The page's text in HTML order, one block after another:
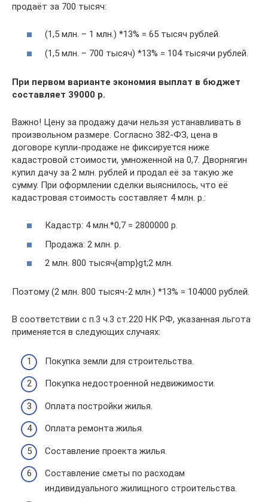
продаёт за 700 тысяч:
(1,5 млн. – 1 млн.) *13% = 65 тысяч рублей.
(1,5 млн. – 700 тысяч) *13% = 104 тысячи рублей.
При первом варианте экономия выплат в бюджет
составляет 39000 р.
Важно! Цену за продажу дачи нельзя устанавливать в
произвольном размере. Согласно 382-ФЗ, цена в
договоре купли-продаже не фиксируется ниже
кадастровой стоимости, умноженной на 0,7. Дворнягин
купил дачу за 2 млн. рублей и продал её за такую же
сумму. При оформлении сделки выяснилось, что её
кадастровая стоимость составляет 4 млн. р.:
Кадастр: 4 млн.*0,7 = 2800000 р.
Продажа: 2 млн. р.
2 млн. 800 тысяч{amp}gt;2 млн.
Поэтому (2 млн. 800 тысяч-2 млн.) *13% = 104000 рублей.
В соответствии с п.3 ч.3 ст.220 НК РФ, указанная льгота
применяется в следующих случаях:
Покупка земли для строительства.
Покупка недостроенной недвижимости.
Оплата постройки жилья.
Оплата ремонта жилья.
Составление проекта жилья.
Составление сметы по расходам
индивидуального жилищного строительства.